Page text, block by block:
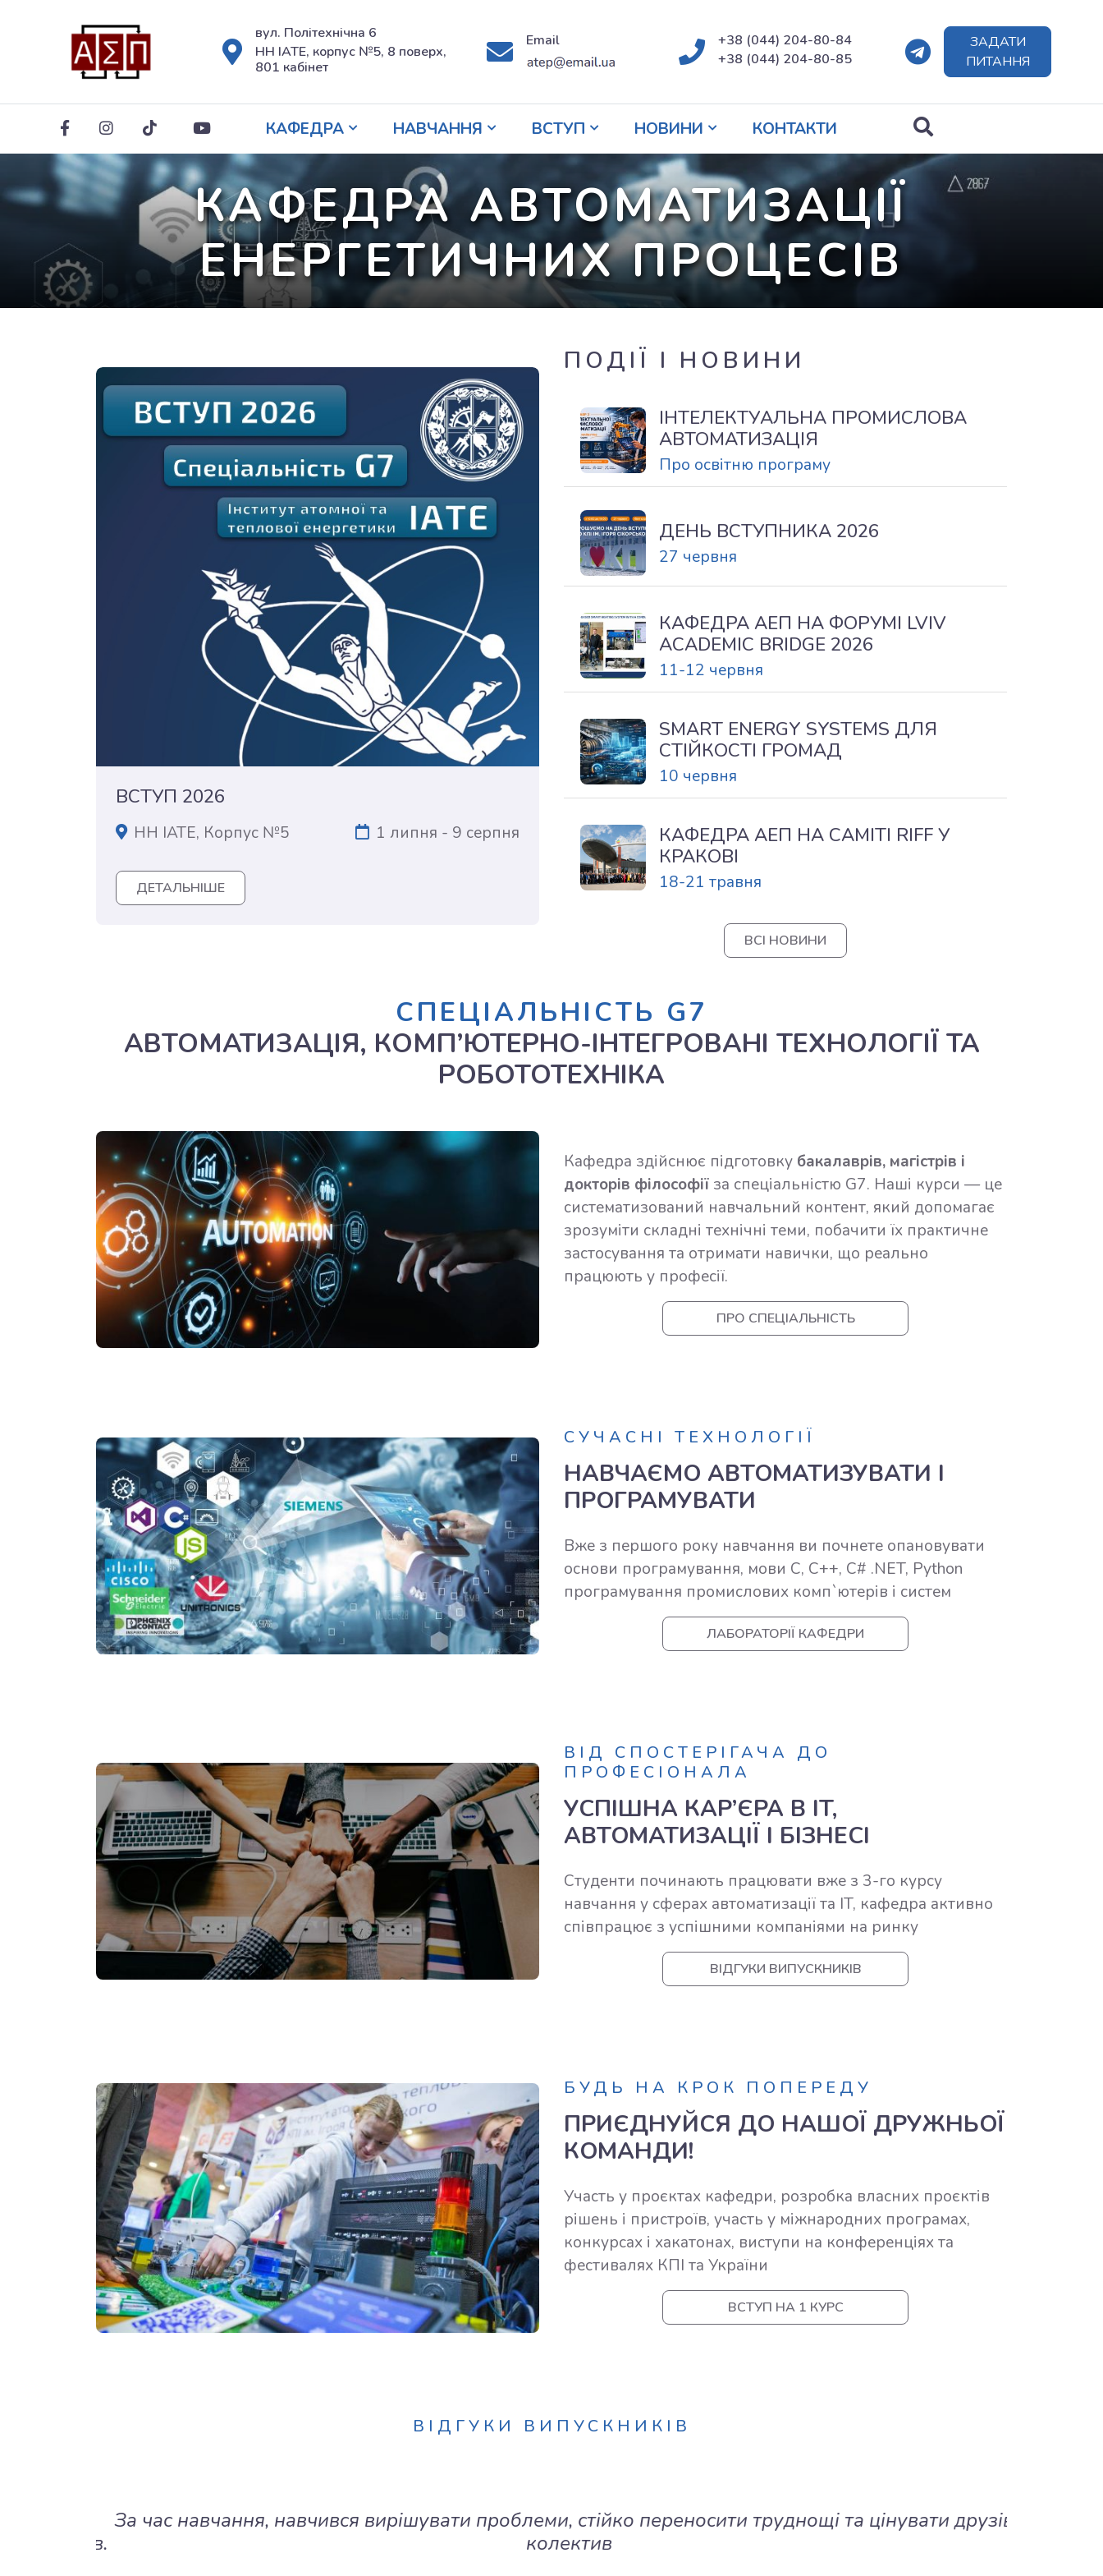
вул. Політехнічна 6
НН ІАТЕ, корпус №5, 8 поверх,
801 кабінет
Email
+38 (044) 204-80-84
+38 (044) 204-80-85
ЗАДАТИ
ПИТАННЯ
КАФЕДРА НАВЧАННЯ ВСТУП НОВИНИ КОНТАКТИ
КАФЕДРА АВТОМАТИЗАЦІЇ
ЕНЕРГЕТИЧНИХ ПРОЦЕСІВ
ВСТУП 2026
НН ІАТЕ, Корпус №5 1 липня - 9 серпня
ДЕТАЛЬНІШЕ
ПОДІЇ І НОВИНИ
ІНТЕЛЕКТУАЛЬНА ПРОМИСЛОВА
АВТОМАТИЗАЦІЯ
Про освітню програму
ДЕНЬ ВСТУПНИКА 2026
27 червня
КАФЕДРА АЕП НА ФОРУМІ LVIV
ACADEMIC BRIDGE 2026
11-12 червня
SMART ENERGY SYSTEMS ДЛЯ
СТІЙКОСТІ ГРОМАД
10 червня
КАФЕДРА АЕП НА САМІТІ RIFF У
КРАКОВІ
18-21 травня
ВСІ НОВИНИ
СПЕЦІАЛЬНІСТЬ G7
АВТОМАТИЗАЦІЯ, КОМП’ЮТЕРНО-ІНТЕГРОВАНІ ТЕХНОЛОГІЇ ТА
РОБОТОТЕХНІКА
Кафедра здійснює підготовку бакалаврів, магістрів і
докторів філософії за спеціальністю G7. Наші курси — це
систематизований навчальний контент, який допомагає
зрозуміти складні технічні теми, побачити їх практичне
застосування та отримати навички, що реально
працюють у професії.
ПРО СПЕЦІАЛЬНІСТЬ
СУЧАСНІ ТЕХНОЛОГІЇ
НАВЧАЄМО АВТОМАТИЗУВАТИ І
ПРОГРАМУВАТИ
Вже з першого року навчання ви почнете опановувати
основи програмування, мови C, C++, C# .NET, Python
програмування промислових комп`ютерів і систем
ЛАБОРАТОРІЇ КАФЕДРИ
ВІД СПОСТЕРІГАЧА ДО
ПРОФЕСІОНАЛА
УСПІШНА КАР’ЄРА В IT,
АВТОМАТИЗАЦІЇ І БІЗНЕСІ
Студенти починають працювати вже з 3-го курсу
навчання у сферах автоматизації та IT, кафедра активно
співпрацює з успішними компаніями на ринку
ВІДГУКИ ВИПУСКНИКІВ
БУДЬ НА КРОК ПОПЕРЕДУ
ПРИЄДНУЙСЯ ДО НАШОЇ ДРУЖНЬОЇ
КОМАНДИ!
Участь у проєктах кафедри, розробка власних проєктів
рішень і пристроїв, участь у міжнародних програмах,
конкурсах і хакатонах, виступи на конференціях та
фестивалях КПІ та України
ВСТУП НА 1 КУРС
ВІДГУКИ ВИПУСКНИКІВ
За час навчання, навчився вирішувати проблеми, стійко переносити труднощі та цінувати друзів і
колектив